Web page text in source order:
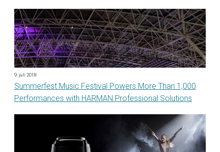
9. juli 2018
Summerfest Music Festival Powers More Than 1,000
Performances with HARMAN Professional Solutions